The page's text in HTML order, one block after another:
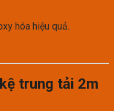
hóa hiệu quả.
trung tải 2m